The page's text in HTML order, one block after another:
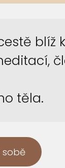
blíž
těla.
sobě